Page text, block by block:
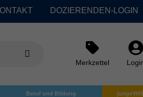
DOZIERENDEN-LOGIN
Merkzettel
Beruf und Bildung